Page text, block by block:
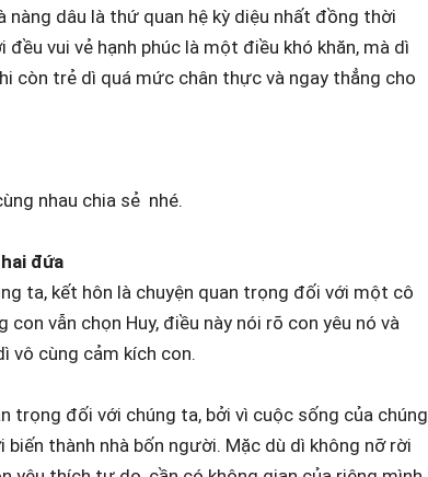
dâu là thứ quan hệ kỳ diệu nhất đồng thời
vui vẻ hạnh phúc là một điều khó khăn, mà dì
còn trẻ dì quá mức chân thực và ngay thẳng cho
nhau chia sẻ nhé.
đứa
ta, kết hôn là chuyện quan trọng đối với một cô
vẫn chọn Huy, điều này nói rõ con yêu nó và
vô cùng cảm kích con.
trọng đối với chúng ta, bởi vì cuộc sống của chúng
thành nhà bốn người. Mặc dù dì không nỡ rời